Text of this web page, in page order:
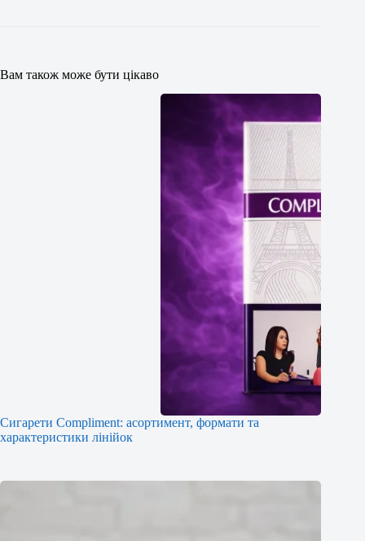
Вам також може бути цікаво
Сигарети Compliment: асортимент, формати та
характеристики лінійок